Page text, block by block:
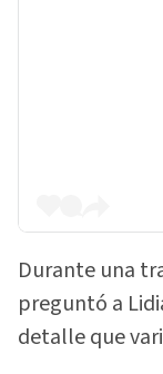
Durante una
preguntó a
detalle que